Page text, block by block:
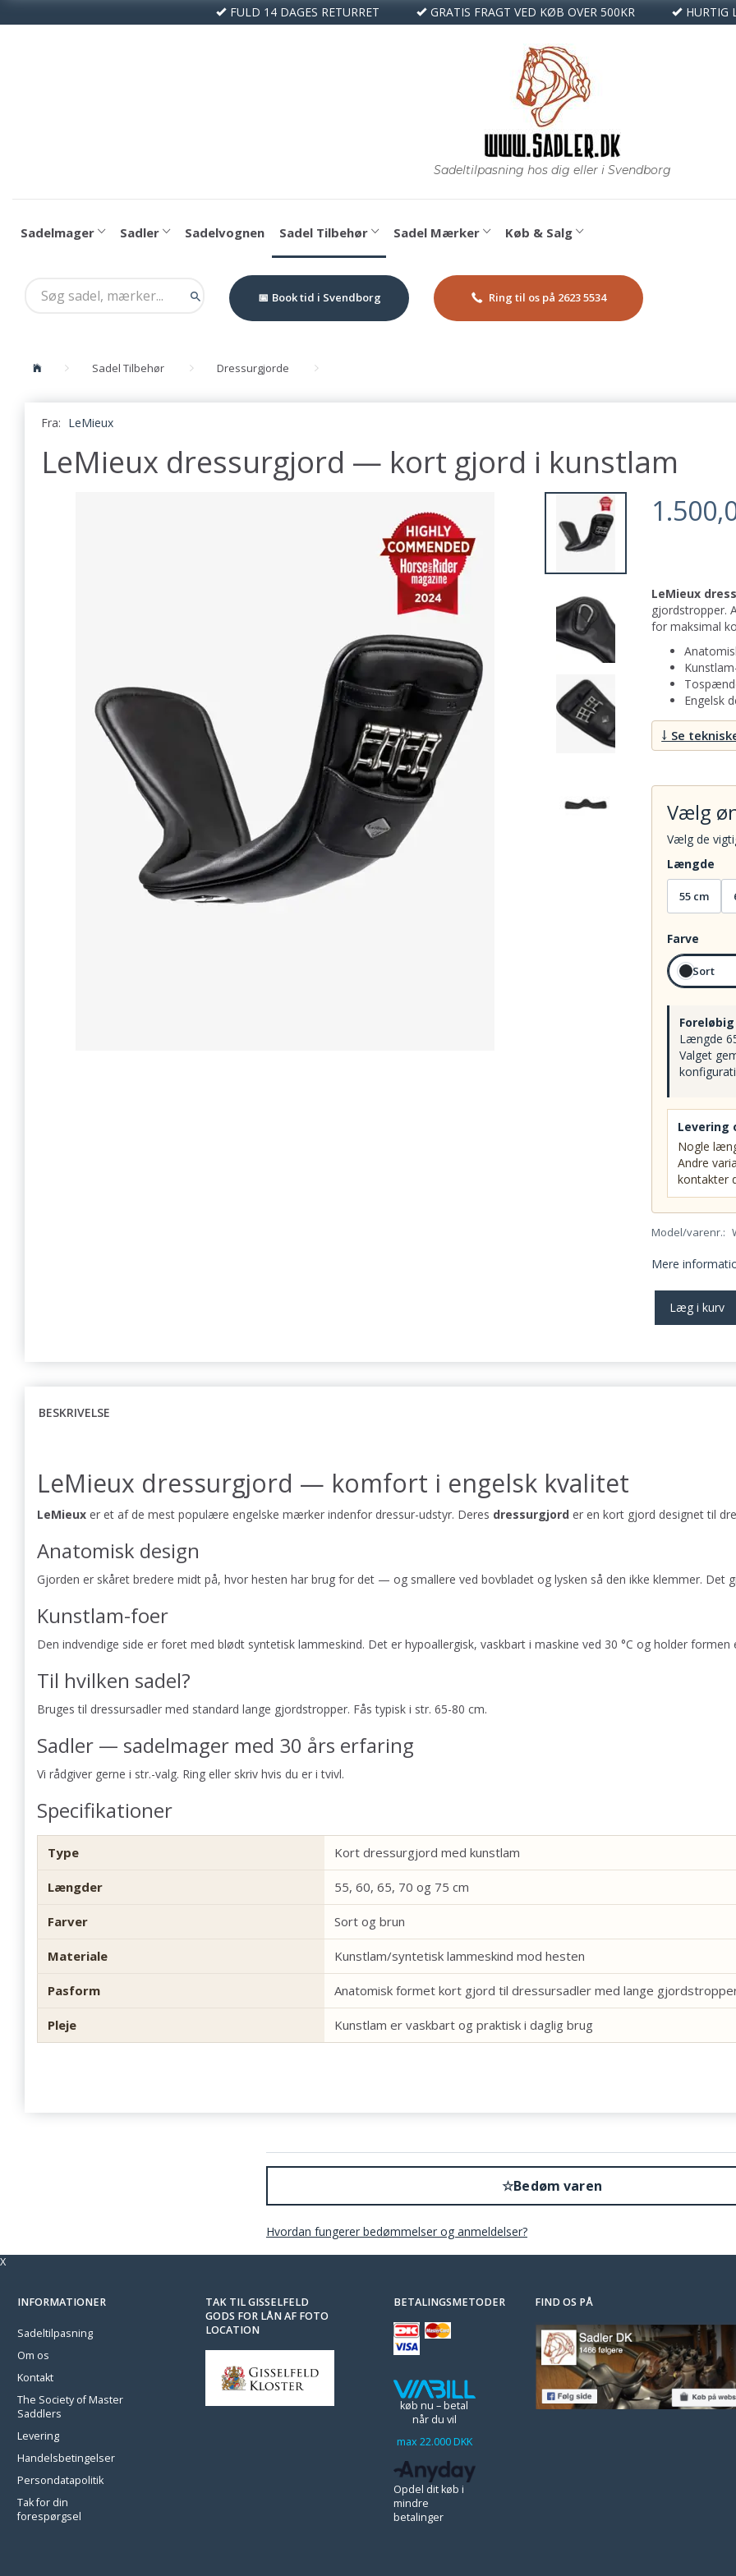
FULD 14 DAGES RETURRET GRATIS FRAGT VED KØB OVER 500KR HURTIG
Sadelmager Sadler Sadelvognen Sadel Tilbehør Sadel Mærker Køb & Salg
Book tid i Svendborg Ring til os på 2623 5534
Sadel Tilbehør Dressurgjorde
Fra: LeMieux
LeMieux dressurgjord — kort gjord i kunstlam
LeMieux
gjordstropper.
for maksimal
Engelsk
↓ Se
Vælg
Vælg de
Længde
55 cm
Farve
Sort
Længde
Valget
Levering
Nogle
Andre
kontakter
Model/varenr.:
Mere
Læg i kurv
BESKRIVELSE
LeMieux dressurgjord — komfort i engelsk kvalitet
LeMieux er et af de mest populære engelske mærker indenfor dressur-udstyr. Deres dressurgjord er en kort gjord designet til
Anatomisk design
Gjorden er skåret bredere midt på, hvor hesten har brug for det — og smallere ved bovbladet og lysken så den ikke klemmer. Det
Kunstlam-foer
Den indvendige side er foret med blødt syntetisk lammeskind. Det er hypoallergisk, vaskbart i maskine ved 30 °C og holder formen
Til hvilken sadel?
Bruges til dressursadler med standard lange gjordstropper. Fås typisk i str. 65-80 cm.
Sadler — sadelmager med 30 års erfaring
Vi rådgiver gerne i str.-valg. Ring eller skriv hvis du er i tvivl.
Specifikationer
Type Kort dressurgjord med kunstlam
Længder 55, 60, 65, 70 og 75 cm
Farver Sort og brun
Materiale Kunstlam/syntetisk lammeskind mod hesten
Pasform Anatomisk formet kort gjord til dressursadler med lange
Pleje Kunstlam er vaskbart og praktisk i daglig brug
☆Bedøm varen
Hvordan fungerer bedømmelser og anmeldelser?
X
INFORMATIONER
Sadeltilpasning
Om os
Kontakt
The Society of Master
Saddlers
Levering
Handelsbetingelser
Persondatapolitik
Tak for din
forespørgsel
TAK TIL GISSELFELD
GODS FOR LÅN AF FOTO
LOCATION
BETALINGSMETODER
køb nu – betal
når du vil
max 22.000 DKK
Opdel dit køb i
mindre
betalinger
FIND OS PÅ